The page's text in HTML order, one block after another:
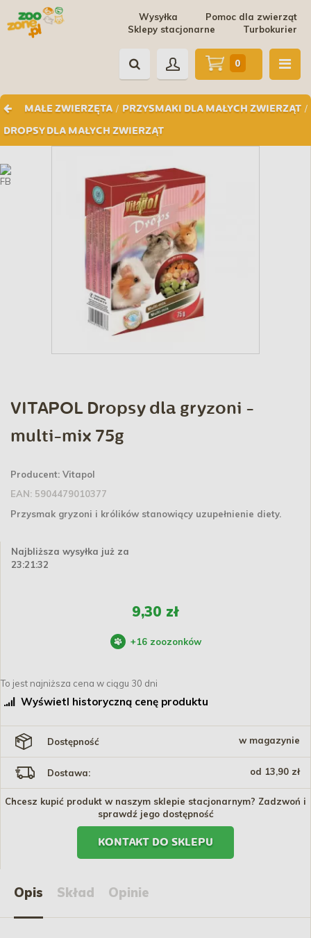
Pomoc dla zwierząt
Wysyłka
Turbokurier
Sklepy stacjonarne
MAŁE ZWIERZĘTA / PRZYSMAKI DLA MAŁYCH ZWIERZĄT /
DROPSY DLA MAŁYCH ZWIERZĄT
0
VITAPOL Dropsy dla gryzoni -
multi-mix 75g
Producent: Vitapol
EAN: 5904479010377
Przysmak gryzoni i królików stanowiący uzupełnienie diety.
Najbliższa wysyłka już za
23:21:32
9,30 zł
+16 zoozonków
To jest najniższa cena w ciągu 30 dni
Wyświetl historyczną cenę produktu
Dostępność w magazynie
Dostawa: od 13,90 zł
Chcesz kupić produkt w naszym sklepie stacjonarnym? Zadzwoń i
sprawdź jego dostępność
KONTAKT DO SKLEPU
Opis Skład Opinie